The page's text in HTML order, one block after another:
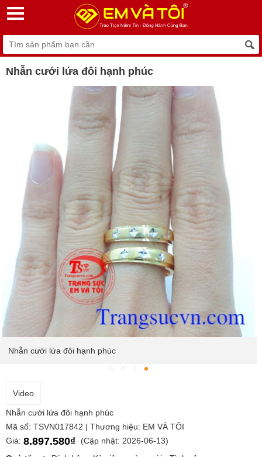
Nhẫn cưới lứa đôi hạnh phúc
Nhẫn cưới lứa đôi hạnh phúc
Video
Nhẫn cưới lứa đôi hạnh phúc
Mã số: TSVN017842 | Thương hiệu: EM VÀ TÔI
Giá: 8.897.580₫
(Cập nhật: 2026-06-13)